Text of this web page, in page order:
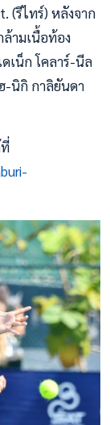
(รีไทร์) หลังจาก
ล้ามเนื้อท้อง
เน็ก โคลาร์-นีล
-นิกิ กาลิยันดา